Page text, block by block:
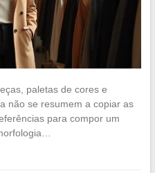
paletas de cores e
não se resumem a copiar as
para compor um